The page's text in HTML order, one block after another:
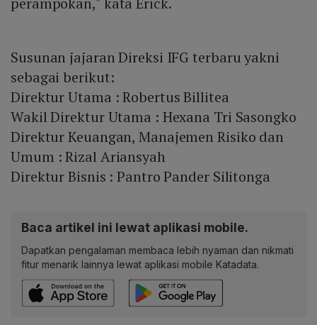
Susunan jajaran Direksi IFG terbaru yakni
sebagai berikut:
Direktur Utama : Robertus Billitea
Wakil Direktur Utama : Hexana Tri Sasongko
Direktur Keuangan, Manajemen Risiko dan
Umum : Rizal Ariansyah
Direktur Bisnis : Pantro Pander Silitonga
Baca artikel ini lewat aplikasi mobile.
Dapatkan pengalaman membaca lebih nyaman dan nikmati
fitur menarik lainnya lewat aplikasi mobile Katadata.